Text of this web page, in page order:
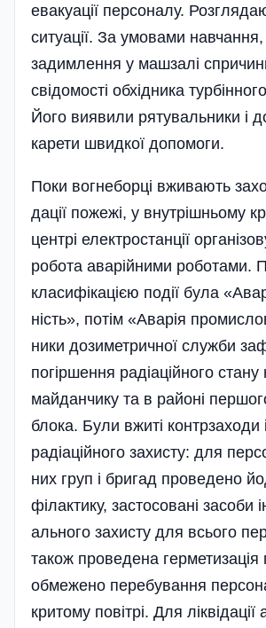
евакуації персоналу.
ситуації. За умовами
задимлення у машзалі
свідомості обхідника
Його виявил­и рятувальники і
карети швидкої допомоги.
Поки вогнеборці вживають
дації пожежі, у внутрішньому
центрі електростанції
робота ава­рій­ними роботами.
класифікацією події була
ність», потім «Аварія
ники дозиметричної служби
погіршення радіаційного
майданчику­ та в районі
блока. Були вжиті контрзаходи
радіаційного захисту: для
них груп і бригад проведено
філак­тику, за­стосо­вані засоби
ального захисту для всього
також проведена
обмежено перебування
критому по­вітрі. Для лік­віда­ції